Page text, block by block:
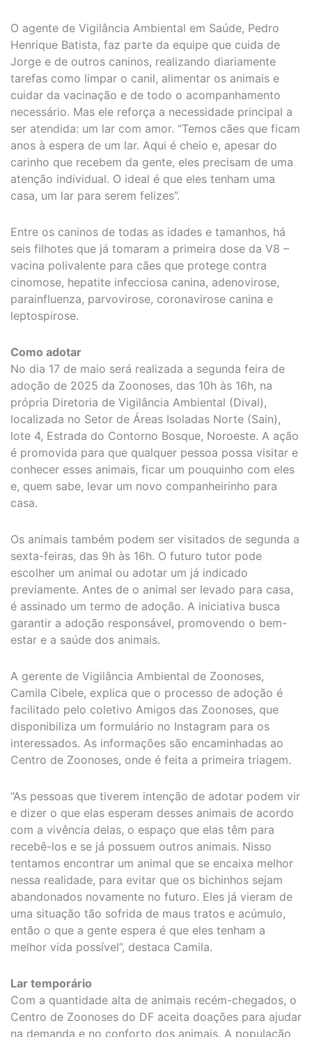
O agente de Vigilância Ambiental em Saúde, Pedro
Henrique Batista, faz parte da equipe que cuida de
Jorge e de outros caninos, realizando diariamente
tarefas como limpar o canil, alimentar os animais e
cuidar da vacinação e de todo o acompanhamento
necessário. Mas ele reforça a necessidade principal a
ser atendida: um lar com amor. “Temos cães que ficam
anos à espera de um lar. Aqui é cheio e, apesar do
carinho que recebem da gente, eles precisam de uma
atenção individual. O ideal é que eles tenham uma
casa, um lar para serem felizes”.
Entre os caninos de todas as idades e tamanhos, há
seis filhotes que já tomaram a primeira dose da V8 –
vacina polivalente para cães que protege contra
cinomose, hepatite infecciosa canina, adenovirose,
parainfluenza, parvovirose, coronavirose canina e
leptospirose.
Como adotar
No dia 17 de maio será realizada a segunda feira de
adoção de 2025 da Zoonoses, das 10h às 16h, na
própria Diretoria de Vigilância Ambiental (Dival),
localizada no Setor de Áreas Isoladas Norte (Sain),
lote 4, Estrada do Contorno Bosque, Noroeste. A ação
é promovida para que qualquer pessoa possa visitar e
conhecer esses animais, ficar um pouquinho com eles
e, quem sabe, levar um novo companheirinho para
casa.
Os animais também podem ser visitados de segunda a
sexta-feiras, das 9h às 16h. O futuro tutor pode
escolher um animal ou adotar um já indicado
previamente. Antes de o animal ser levado para casa,
é assinado um termo de adoção. A iniciativa busca
garantir a adoção responsável, promovendo o bem-
estar e a saúde dos animais.
A gerente de Vigilância Ambiental de Zoonoses,
Camila Cibele, explica que o processo de adoção é
facilitado pelo coletivo Amigos das Zoonoses, que
disponibiliza um formulário no Instagram para os
interessados. As informações são encaminhadas ao
Centro de Zoonoses, onde é feita a primeira triagem.
“As pessoas que tiverem intenção de adotar podem vir
e dizer o que elas esperam desses animais de acordo
com a vivência delas, o espaço que elas têm para
recebê-los e se já possuem outros animais. Nisso
tentamos encontrar um animal que se encaixa melhor
nessa realidade, para evitar que os bichinhos sejam
abandonados novamente no futuro. Eles já vieram de
uma situação tão sofrida de maus tratos e acúmulo,
então o que a gente espera é que eles tenham a
melhor vida possível”, destaca Camila.
Lar temporário
Com a quantidade alta de animais recém-chegados, o
Centro de Zoonoses do DF aceita doações para ajudar
na demanda e no conforto dos animais. A população